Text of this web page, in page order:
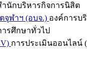
ำนักบริหารกิจการนิสิต
จุฬาฯ (อบจ.) องค์การบ
รศึกษาทั่วไป
การประเมินออนไลน์